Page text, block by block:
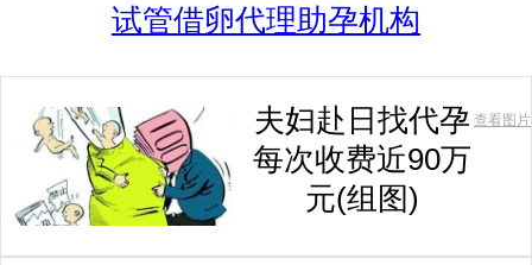
试管借卵代理助孕机构
夫妇赴日找代孕
每次收费近90万
元(组图)
查看图片